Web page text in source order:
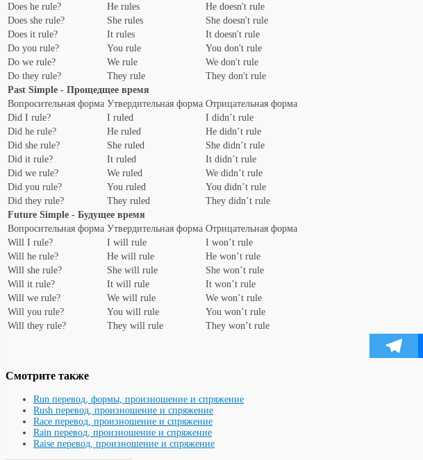
Does he rule?
He rules
He doesn't rule
Does she rule?
She rules
She doesn't rule
Does it rule?
It rules
It doesn't rule
Do you rule?
You rule
You don't rule
Do we rule?
We rule
We don't rule
Do they rule?
They rule
They don't rule
Past Simple - Прощедщее время
Вопросительная форма Утвердительная форма Отрицательная форма
Did I rule?
I ruled
I didn’t rule
Did he rule?
He ruled
He didn’t rule
Did she rule?
She ruled
She didn’t rule
Did it rule?
It ruled
It didn’t rule
Did we rule?
We ruled
We didn’t rule
Did you rule?
You ruled
You didn’t rule
Did they rule?
They ruled
They didn’t rule
Future Simple - Будущее время
Вопросительная форма Утвердительная форма Отрицательная форма
Will I rule?
I will rule
I won’t rule
Will he rule?
He will rule
He won’t rule
Will she rule?
She will rule
She won’t rule
Will it rule?
It will rule
It won’t rule
Will we rule?
We will rule
We won’t rule
Will you rule?
You will rule
You won’t rule
Will they rule?
They will rule They won’t rule
Смотрите также
Run перевод, формы, произношение и спряжение
Rush перевод, произношение и спряжение
Race перевод, произношение и спряжение
Rain перевод, произношение и спряжение
Raise перевод, произношение и спряжение